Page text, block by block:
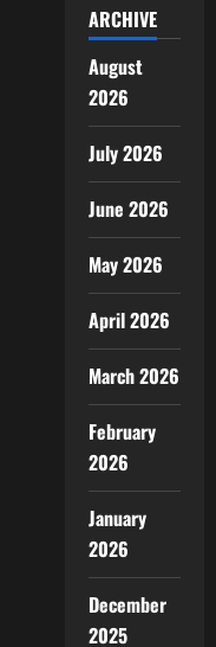
ARCHIVE
August
2026
July 2026
June 2026
May 2026
April 2026
March 2026
February
2026
January
2026
December
2025